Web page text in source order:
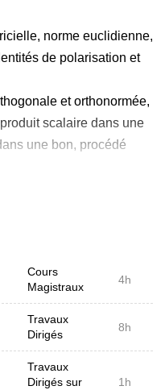
norme euclidienne,
de polarisation et
et orthonormée,
scalaire dans une
une bon, procédé
d'un ensemble,
projeté, distance d'un
Cours
Magistraux
4h
Travaux
Dirigés
8h
Travaux
Dirigés sur
1h